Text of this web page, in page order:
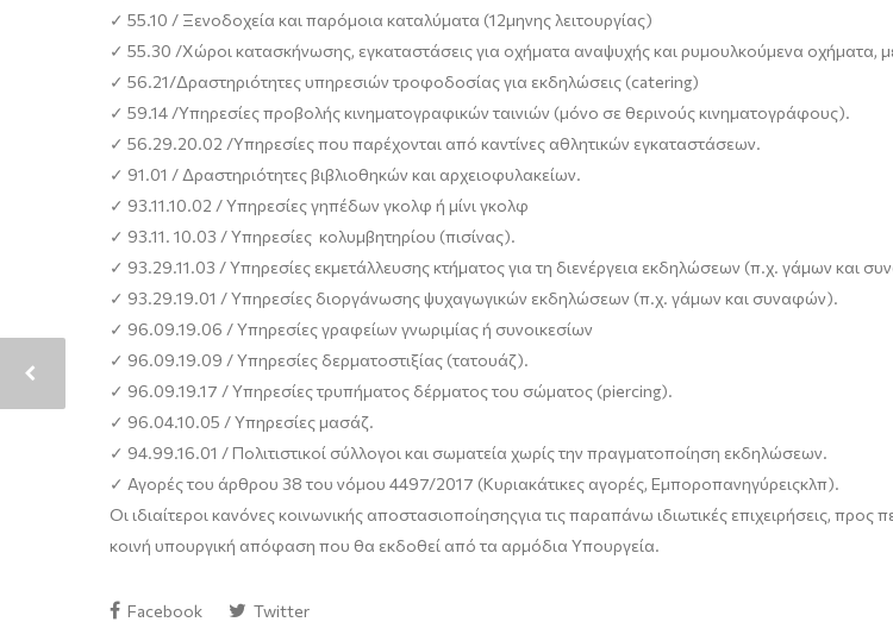
✓ 55.10 / Ξενοδοχεία και παρόμοια καταλύματα (12μηνης λειτουργίας)
✓ 55.30 /Χώροι κατασκήνωσης, εγκαταστάσεις για οχήματα αναψυχής και ρυμουλκούμενα οχήματα,
✓ 56.21/Δραστηριότητες υπηρεσιών τροφοδοσίας για εκδηλώσεις (catering)
✓ 59.14 /Υπηρεσίες προβολής κινηματογραφικών ταινιών (μόνο σε θερινούς κινηματογράφους).
✓ 56.29.20.02 /Υπηρεσίες που παρέχονται από καντίνες αθλητικών εγκαταστάσεων.
✓ 91.01 / Δραστηριότητες βιβλιοθηκών και αρχειοφυλακείων.
✓ 93.11.10.02 /Υπηρεσίες γηπέδων γκολφ ή μίνι γκολφ
✓ 93.11. 10.03 /Υπηρεσίες κολυμβητηρίου (πισίνας).
✓ 93.29.11.03 /Υπηρεσίες εκμετάλλευσης κτήματος για τη διενέργεια εκδηλώσεων (π.χ. γάμων και
✓ 93.29.19.01 /Υπηρεσίες διοργάνωσης ψυχαγωγικών εκδηλώσεων (π.χ. γάμων και συναφών).
✓ 96.09.19.06 /Υπηρεσίες γραφείων γνωριμίας ή συνοικεσίων
✓ 96.09.19.09 / Υπηρεσίες δερματοστιξίας (τατουάζ).
✓ 96.09.19.17 /Υπηρεσίες τρυπήματος δέρματος του σώματος (piercing).
✓ 96.04.10.05 /Υπηρεσίες μασάζ.
✓ 94.99.16.01 /Πολιτιστικοί σύλλογοι και σωματεία χωρίς την πραγματοποίηση εκδηλώσεων.
✓ Αγορές του άρθρου 38 του νόμου 4497/2017 (Κυριακάτικες αγορές, Εμποροπανηγύρειςκλπ).
Οι ιδιαίτεροι κανόνες κοινωνικής αποστασιοποίησηςγια τιςπαραπάνω ιδιωτικές επιχειρήσεις, προς
κοινή υπουργική απόφαση που θα εκδοθεί από τα αρμόδια Υπουργεία.
Facebook Twitter